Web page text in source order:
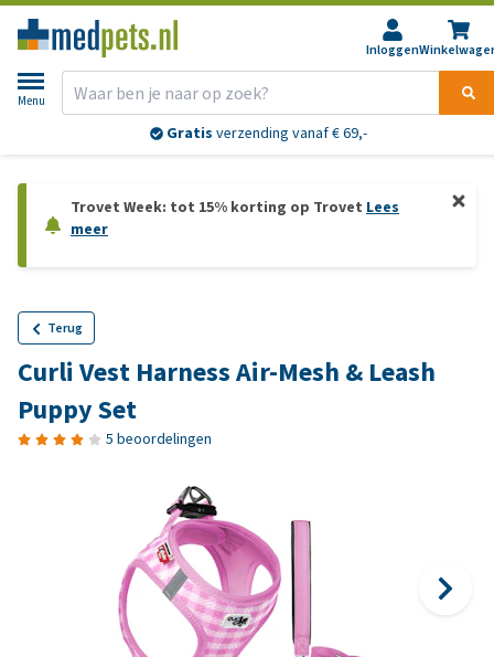
Inloggen
Menu
Gratis verzending vanaf € 69,-
Trovet Week: tot 15% korting op Trovet Lees
meer
Terug
Curli Vest Harness Air-Mesh & Leash
Puppy Set
5 beoordelingen